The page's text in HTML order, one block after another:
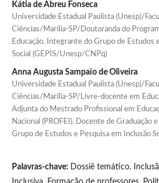
Kátia de Abreu Fonseca
Universidade Estadual Paulista (Unesp)/
Ciências/Marília-SP/Doutoranda do
Educação. Integrante do Grupo de Estudos
Social (GEPIS/Unesp/CNPq)
Anna Augusta Sampaio de Oliveira
Universidade Estadual Paulista (Unesp)/
Ciências/Marília-SP/Livre-docente em
Adjunta do Mestrado Profissional em
Nacional (PROFEI). Docente de Graduação
Grupo de Estudos e Pesquisa em Inclusão
Palavras-chave: Dossiê temático.